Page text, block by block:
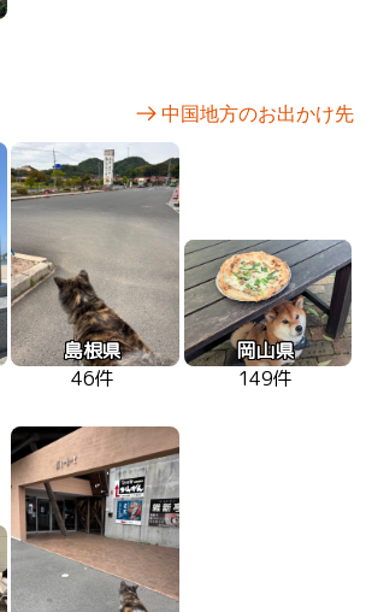
中国地方のお出かけ先
島根県
46件
岡山県
149件